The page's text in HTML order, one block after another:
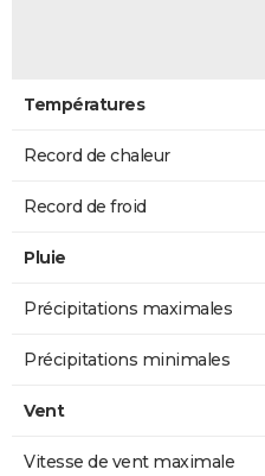
Températures
Record de chaleur
Record de froid
Pluie
Précipitations maximales
Précipitations minimales
Vent
Vitesse de vent maximale